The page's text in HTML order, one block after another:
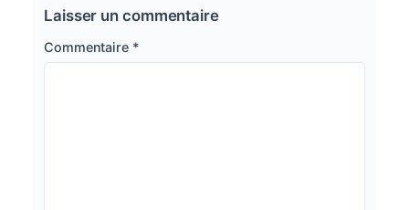
Laisser un commentaire
Commentaire *